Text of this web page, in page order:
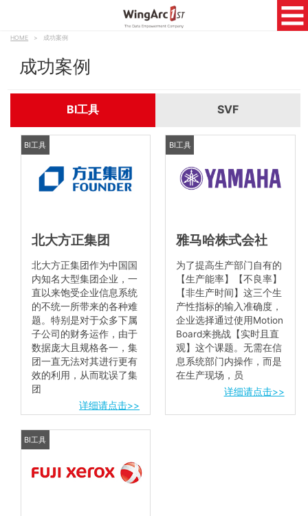
HOME > 成功案例
成功案例
BI工具 SVF
BI工具
北大方正集团
北大方正集团作为中国国
内知名大型集团企业，一
直以来饱受企业信息系统
的不统一所带来的各种难
题。特别是对于众多下属
子公司的财务运作，由于
数据庞大且规格各一，集
团一直无法对其进行更有
效的利用，从而耽误了集
团
详细请点击>>
BI工具
雅马哈株式会社
为了提高生产部门自有的
【生产能率】【不良率】
【非生产时间】这三个生
产性指标的输入准确度，
企业选择通过使用Motion
Board来挑战【实时且直
观】这个课题。无需在信
息系统部门内操作，而是
在生产现场，员
详细请点击>>
BI工具